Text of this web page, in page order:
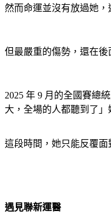
然而命運並沒有放過她
但最嚴重的傷勢，還在後
2025 年 9 月的全國賽總
大，全場的人都聽到了
這段時間，她只能反覆面
遇見聯新運醫